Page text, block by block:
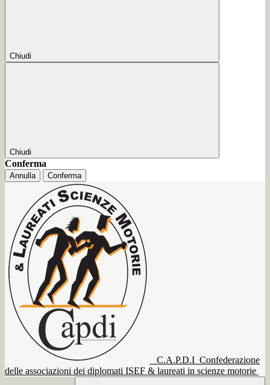
Chiudi
Chiudi
Conferma
Annulla Conferma
C.A.P.D.I Confederazione
delle associazioni dei diplomati ISEF & laureati in scienze motorie